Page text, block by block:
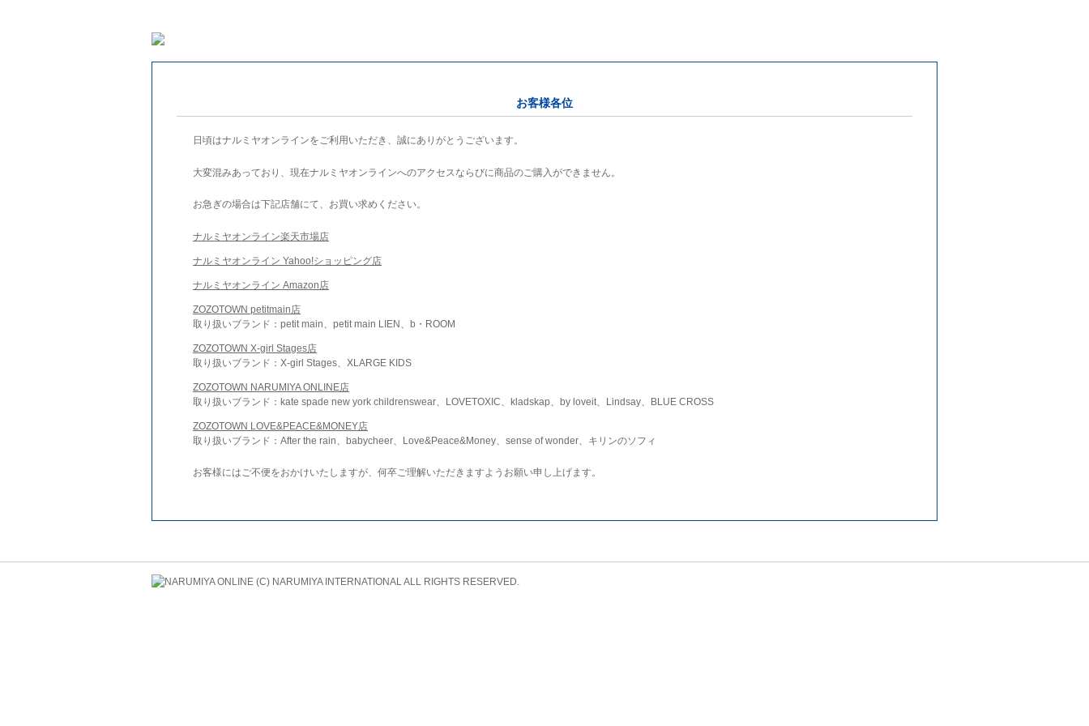
お客様各位
日頃はナルミヤオンラインをご利用いただき、誠にありがとうございます。
大変混みあっており、現在ナルミヤオンラインへのアクセスならびに商品のご購入ができません。
お急ぎの場合は下記店舗にて、お買い求めください。
ナルミヤオンライン楽天市場店
ナルミヤオンライン Yahoo!ショッピング店
ナルミヤオンライン Amazon店
ZOZOTOWN petitmain店
取り扱いブランド：petit main、petit main LIEN、b・ROOM
ZOZOTOWN X-girl Stages店
取り扱いブランド：X-girl Stages、XLARGE KIDS
ZOZOTOWN NARUMIYA ONLINE店
取り扱いブランド：kate spade new york childrenswear、LOVETOXIC、kladskap、by loveit、Lindsay、BLUE CROSS
ZOZOTOWN LOVE&PEACE&MONEY店
取り扱いブランド：After the rain、babycheer、Love&Peace&Money、sense of wonder、キリンのソフィ
お客様にはご不便をおかけいたしますが、何卒ご理解いただきますようお願い申し上げます。